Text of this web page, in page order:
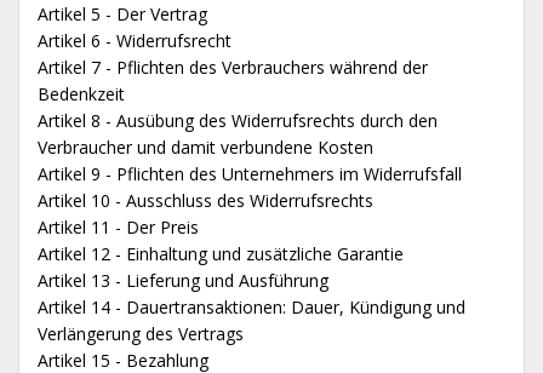
Artikel 5 - Der Vertrag
Artikel 6 - Widerrufsrecht
Artikel 7 - Pflichten des Verbrauchers während der
Bedenkzeit
Artikel 8 - Ausübung des Widerrufsrechts durch den
Verbraucher und damit verbundene Kosten
Artikel 9 - Pflichten des Unternehmers im Widerrufsfall
Artikel 10 - Ausschluss des Widerrufsrechts
Artikel 11 - Der Preis
Artikel 12 - Einhaltung und zusätzliche Garantie
Artikel 13 - Lieferung und Ausführung
Artikel 14 - Dauertransaktionen: Dauer, Kündigung und
Verlängerung des Vertrags
Artikel 15 - Bezahlung